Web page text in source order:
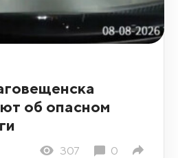
об опасном
307 0